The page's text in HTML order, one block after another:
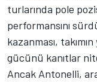
turlarında pole
performansını
kazanması,
gücünü kanıtlar
Ancak Antonelli,